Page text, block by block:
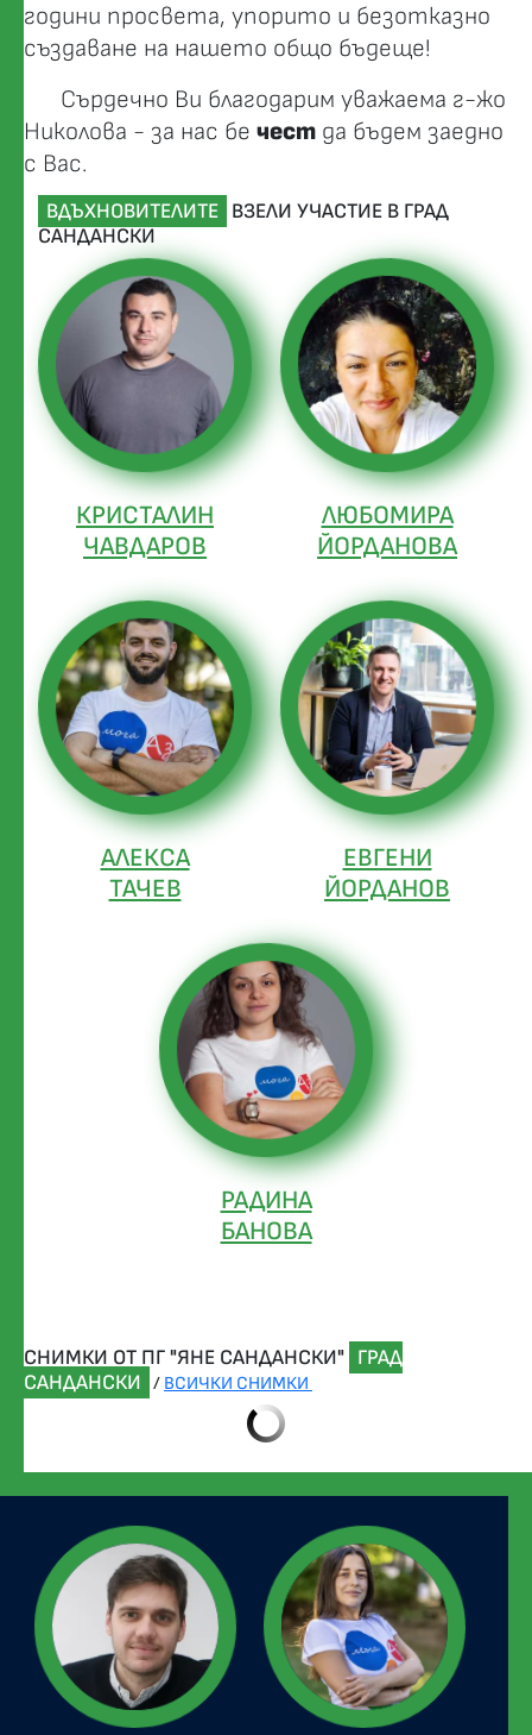
години просвета, упорито и безотказно
създаване на нашето общо бъдеще!
Сърдечно Ви благодарим уважаема г-жо
Николова - за нас бе чест да бъдем заедно
с Вас.
ВДЪХНОВИТЕЛИТЕ ВЗЕЛИ УЧАСТИЕ В ГРАД
САНДАНСКИ
КРИСТАЛИН
ЧАВДАРОВ
ЛЮБОМИРА
ЙОРДАНОВА
АЛЕКСА
ТАЧЕВ
ЕВГЕНИ
ЙОРДАНОВ
РАДИНА
БАНОВА
СНИМКИ ОТ ПГ "ЯНЕ САНДАНСКИ" ГРАД
САНДАНСКИ / ВСИЧКИ СНИМКИ